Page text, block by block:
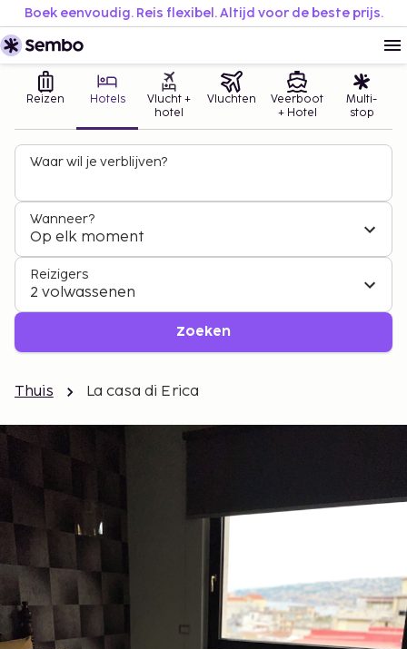
Boek eenvoudig. Reis flexibel. Altijd voor de beste prijs.
Reizen Hotels
Vlucht +
hotel
Vluchten
Veerboot
+ Hotel
Multi-
stop
Waar wil je verblijven?
Wanneer?
Op elk moment
Reizigers
2 volwassenen
Zoeken
Thuis La casa di Erica